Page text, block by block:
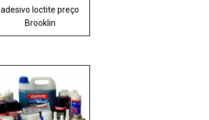
adesivo loctite preço
Brooklin